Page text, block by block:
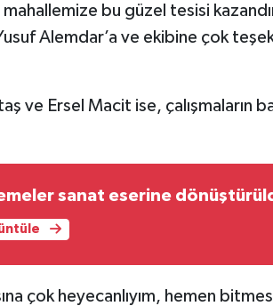
bu güzel tesisi
Alemdar’a ve ekibine çok
ve Ersel Macit ise, çalışmaların
Atık malzemeler sanat eserine
çok heyecanlıyım, hemen